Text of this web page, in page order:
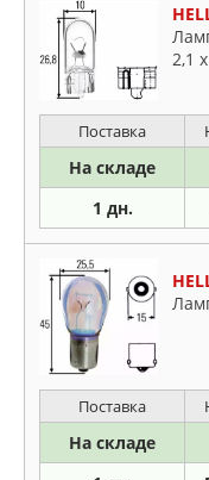
2,1
Поставка
На складе
1 дн.
Поставка
На складе